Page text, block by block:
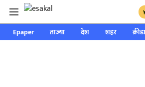
Epaper ताज्या देश शहर क्रीडा